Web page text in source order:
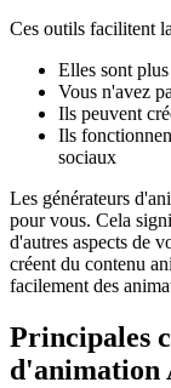
Ces outils facilitent
Elles sont
Vous n'avez
Ils peuvent
Ils
sociaux
Les générateurs
pour vous. Cela
d'autres aspects de
créent du contenu
facilement des
Principales
d'animation